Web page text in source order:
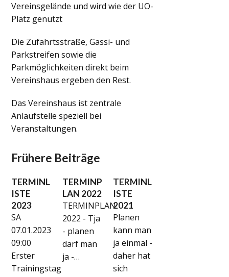
Vereinsgelände und wird wie der UO-
Platz genutzt
Die Zufahrtsstraße, Gassi- und
Parkstreifen sowie die
Parkmöglichkeiten direkt beim
Vereinshaus ergeben den Rest.
Das Vereinshaus ist zentrale
Anlaufstelle speziell bei
Veranstaltungen.
Frühere Beiträge
TERMINL
ISTE
2023
SA
07.01.2023
09:00
Erster
Trainingstag
TERMINP
LAN 2022
TERMINPLAN
2022 - Tja
- planen
darf man
ja -…
TERMINL
ISTE
2021
Planen
kann man
ja einmal -
daher hat
sich